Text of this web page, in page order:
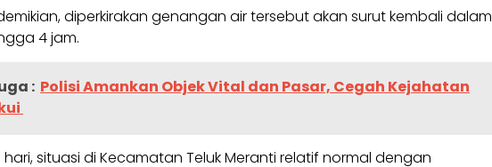
diperkirakan genangan air tersebut akan surut kembali dalam
4 jam.
: Polisi Amankan Objek Vital dan Pasar, Cegah Kejahatan
situasi di Kecamatan Teluk Meranti relatif normal dengan